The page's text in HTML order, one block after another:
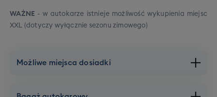
WAŻNE - w autokarze istnieje możliwość wykupienia miejsc
XXL (dotyczy wyłącznie sezonu zimowego)
Możliwe miejsca dosiadki